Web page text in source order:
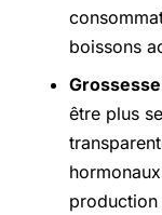
boissons
Grossesse
être plus
production